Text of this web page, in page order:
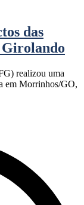
das
Girolando
realizou uma
em Morrinhos/GO,